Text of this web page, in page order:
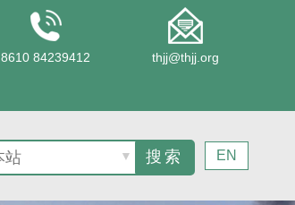
8610 84239412 thjj@thjj.org
▼ EN